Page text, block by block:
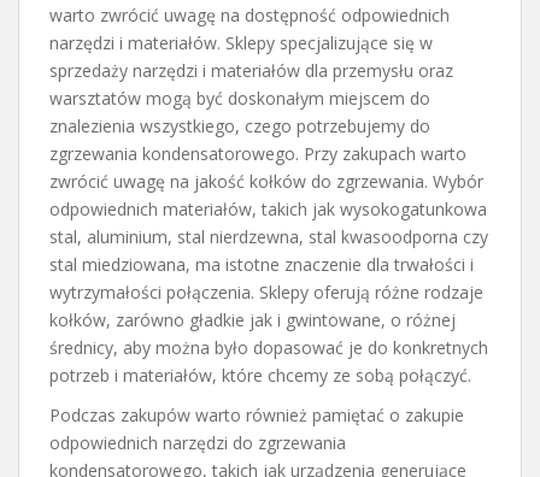
warto zwrócić uwagę na dostępność odpowiednich
narzędzi i materiałów. Sklepy specjalizujące się w
sprzedaży narzędzi i materiałów dla przemysłu oraz
warsztatów mogą być doskonałym miejscem do
znalezienia wszystkiego, czego potrzebujemy do
zgrzewania kondensatorowego. Przy zakupach warto
zwrócić uwagę na jakość kołków do zgrzewania. Wybór
odpowiednich materiałów, takich jak wysokogatunkowa
stal, aluminium, stal nierdzewna, stal kwasoodporna czy
stal miedziowana, ma istotne znaczenie dla trwałości i
wytrzymałości połączenia. Sklepy oferują różne rodzaje
kołków, zarówno gładkie jak i gwintowane, o różnej
średnicy, aby można było dopasować je do konkretnych
potrzeb i materiałów, które chcemy ze sobą połączyć.
Podczas zakupów warto również pamiętać o zakupie
odpowiednich narzędzi do zgrzewania
kondensatorowego, takich jak urządzenia generujące